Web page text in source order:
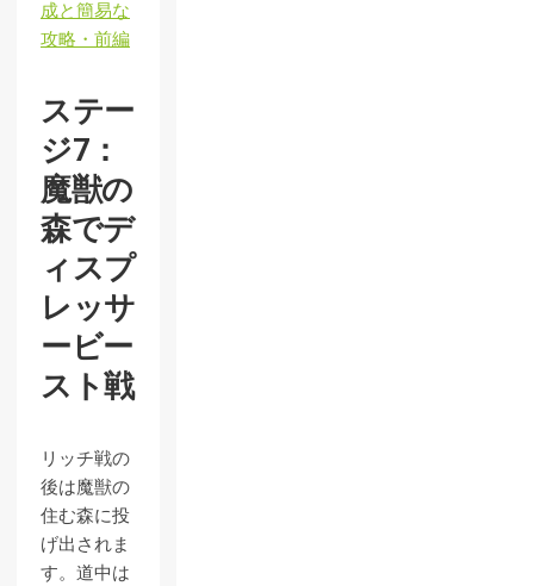
成と簡易な
攻略・前編
ステー
ジ7：
魔獣の
森でデ
ィスプ
レッサ
ービー
スト戦
リッチ戦の
後は魔獣の
住む森に投
げ出されま
す。道中は